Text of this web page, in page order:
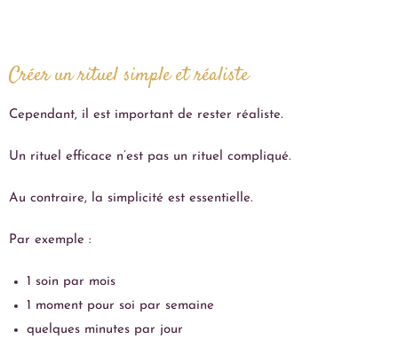
Créer un rituel simple et réaliste
Cependant, il est important de rester réaliste.
Un rituel efficace n’est pas un rituel compliqué.
Au contraire, la simplicité est essentielle.
Par exemple :
1 soin par mois
1 moment pour soi par semaine
quelques minutes par jour